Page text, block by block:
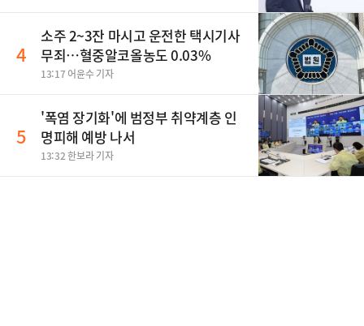
4
소주 2~3잔 마시고 운전한 택시기사
무죄…혈중알코올농도 0.03%
13:17 어윤수 기자
5
'폭염 장기화'에 범정부 취약계층 인
명피해 예방 나서
13:32 한보라 기자